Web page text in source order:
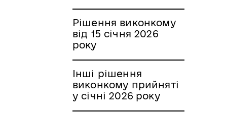
Рішення виконкому
від 15 січня 2026
року
Інші рішення
виконкому прийняті
у січні 2026 року